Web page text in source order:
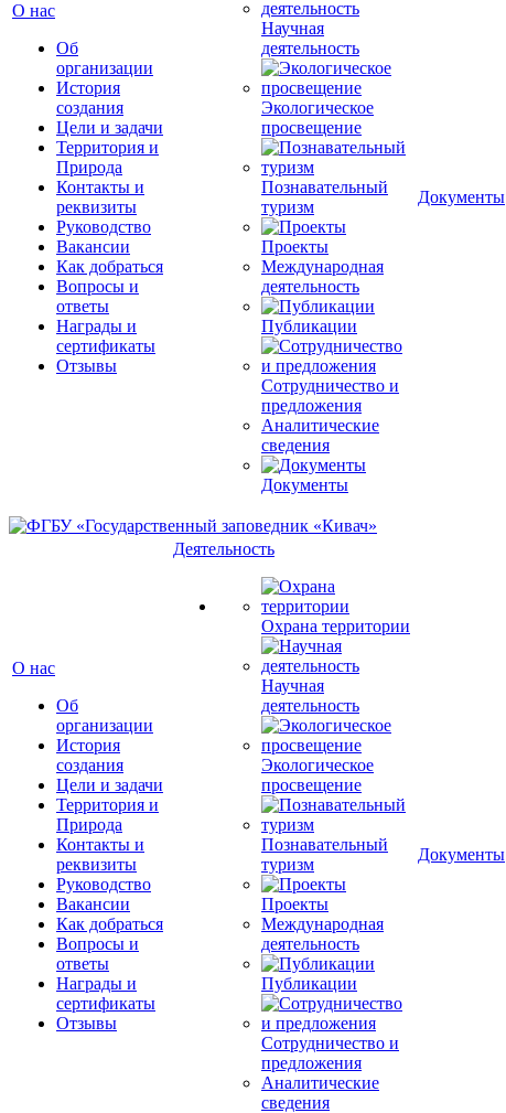
О нас
Об
организации
История
создания
Цели и задачи
Территория и
Природа
Контакты и
реквизиты
Руководство
Вакансии
Как добраться
Вопросы и
ответы
Награды и
сертификаты
Отзывы
Научная
деятельность
Экологическое
просвещение
Познавательный
туризм
Проекты
Международная
деятельность
Публикации
Сотрудничество и
предложения
Аналитические
сведения
Документы
Документы
О нас
Об
организации
История
создания
Цели и задачи
Территория и
Природа
Контакты и
реквизиты
Руководство
Вакансии
Как добраться
Вопросы и
ответы
Награды и
сертификаты
Отзывы
Деятельность
Охрана территории
Научная
деятельность
Экологическое
просвещение
Познавательный
туризм
Проекты
Международная
деятельность
Публикации
Сотрудничество и
предложения
Аналитические
сведения
Документы